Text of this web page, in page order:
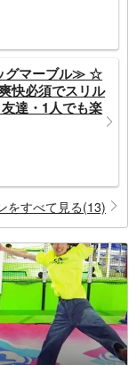
グマーブル≫ ☆
快必須でスリル
達・1人でも楽
をすべて見る(13)